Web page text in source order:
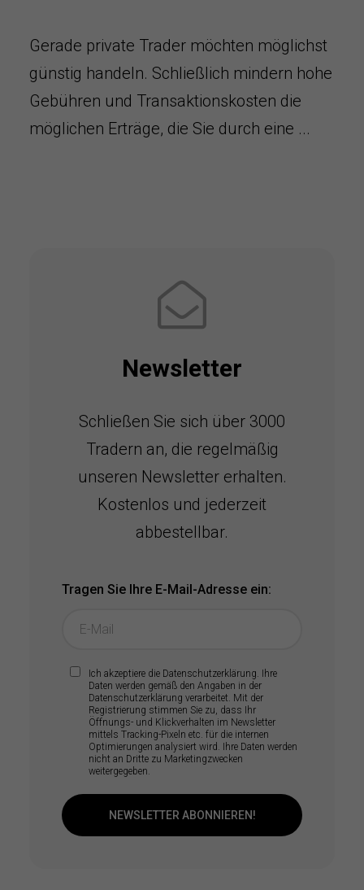
Gerade private Trader möchten möglichst
günstig handeln. Schließlich mindern hohe
Gebühren und Transaktionskosten die
möglichen Erträge, die Sie durch eine ...
Newsletter
Schließen Sie sich über 3000
Tradern an, die regelmäßig
unseren Newsletter erhalten.
Kostenlos und jederzeit
abbestellbar.
Tragen Sie Ihre E-Mail-Adresse ein:
Ich akzeptiere die Datenschutzerklärung. Ihre
Daten werden gemäß den Angaben in der
Datenschutzerklärung verarbeitet. Mit der
Registrierung stimmen Sie zu, dass Ihr
Öffnungs- und Klickverhalten im Newsletter
mittels Tracking-Pixeln etc. für die internen
Optimierungen analysiert wird. Ihre Daten werden
nicht an Dritte zu Marketingzwecken
weitergegeben.
NEWSLETTER ABONNIEREN!